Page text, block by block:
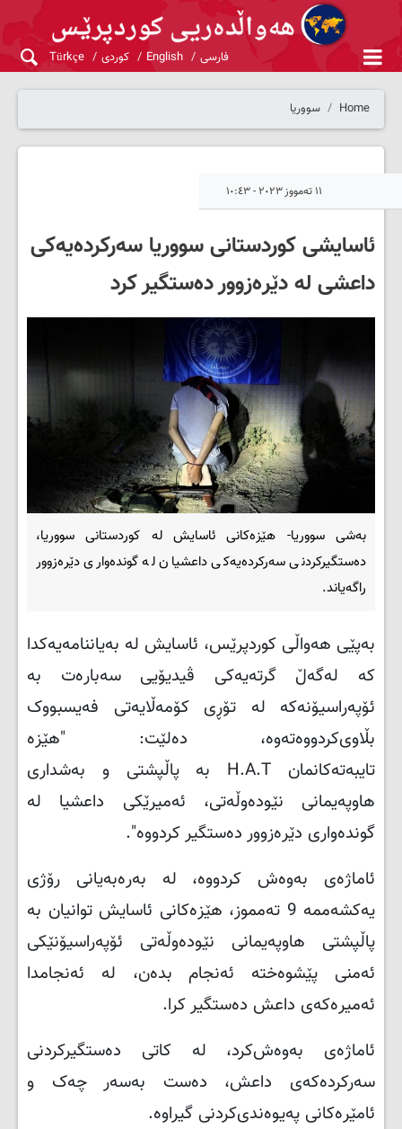
فارسی English کوردی Türkçe
Home سووریا
١١ تەمووز ٢٠٢٣ - ١٠:٤٣
ئاسایشی کوردستانی سووریا سەرکردەیەکی
داعشی لە دێرەزوور دەستگیر کرد
بەشی سووریا- هێزەکانی ئاسایش لە کوردستانی سووریا،
دەستگیرکردنی سەرکردەیەکی داعشیان لە گوندەواری دێرەزوور
راگەیاند.
بەپێی هەواڵی کوردپرێس، ئاسایش لە بەیاننامەیەکدا
کە لەگەڵ گرتەیەکی ڤیدیۆیی سەبارەت بە
ئۆپەراسیۆنەکە لە تۆڕی کۆمەڵایەتی فەیسبووک
بڵاوی‌کردووەتەوە، دەلێت: "هێزە
تایبەتەکانمان H.A.T بە پاڵپشتی و بەشداری
هاوپەیمانی نێودەوڵەتی، ئەمیرێکی داعشیا لە
گوندەواری دێرەزوور دەستگیر کردووە".
ئاماژەی بەوەش کردووە، لە بەرەبەیانی رۆژی
یەکشەممە 9 تەمموز، هێزەکانی ئاسایش توانیان بە
پاڵپشتی هاوپەیمانی نێودەوڵەتی ئۆپەراسیۆنێکی
ئەمنی پێشوەختە ئەنجام بدەن، لە ئەنجامدا
ئەمیرەکەی داعش دەستگیر کرا.
ئاماژەی بەوەش‌کرد، لە کاتی دەستگیرکردنی
سەرکردەکەی داعش، دەست بەسەر چەک و
ئامێرەکانی پەیوەندی‌کردنی گیراوە.